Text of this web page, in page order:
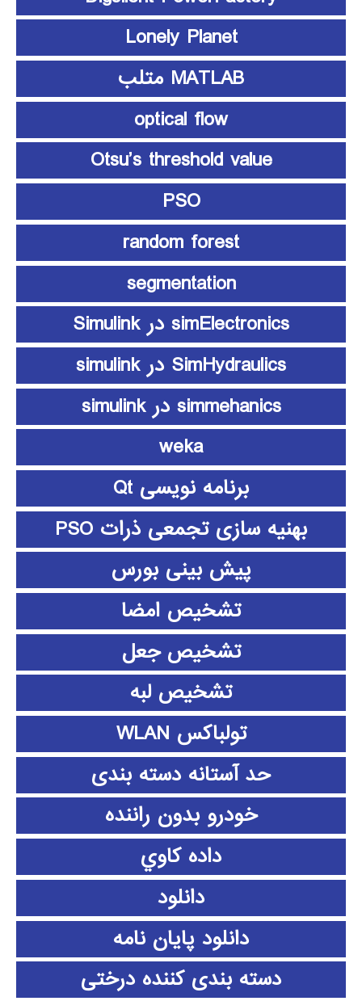
Lonely Planet
MATLAB متلب
optical flow
Otsu’s threshold value
PSO
random forest
segmentation
simElectronics در Simulink
SimHydraulics در simulink
simmehanics در simulink
weka
برنامه نویسی Qt
بهنیه سازی تجمعی ذرات PSO
پیش بینی بورس
تشخیص امضا
تشخیص جعل
تشخیص لبه
تولباکس WLAN
حد آستانه دسته بندی
خودرو بدون راننده
داده كاوي
دانلود
دانلود پايان نامه
دسته بندی کننده درختی